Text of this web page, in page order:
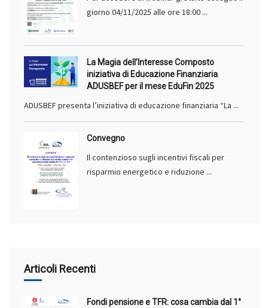
giorno 04/11/2025 alle ore 18:00 ...
La Magia dell’Interesse Composto
iniziativa di Educazione Finanziaria
ADUSBEF per il mese EduFin 2025
ADUSBEF presenta l’iniziativa di educazione finanziaria “La ...
Convegno
Il contenzioso sugli incentivi fiscali per
risparmio energetico e riduzione ...
Articoli Recenti
Fondi pensione e TFR: cosa cambia dal 1°